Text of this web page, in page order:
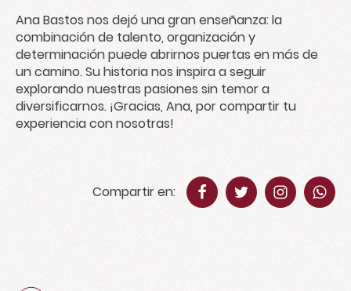
Ana Bastos nos dejó una gran enseñanza: la
combinación de talento, organización y
determinación puede abrirnos puertas en más de
un camino. Su historia nos inspira a seguir
explorando nuestras pasiones sin temor a
diversificarnos. ¡Gracias, Ana, por compartir tu
experiencia con nosotras!
Compartir en: